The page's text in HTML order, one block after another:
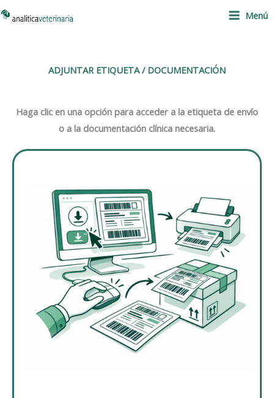
Ir
Menú
ADJUNTAR ETIQUETA / DOCUMENTACIÓN
Haga clic en una opción para acceder a la etiqueta de envío
o a la documentación clínica necesaria.